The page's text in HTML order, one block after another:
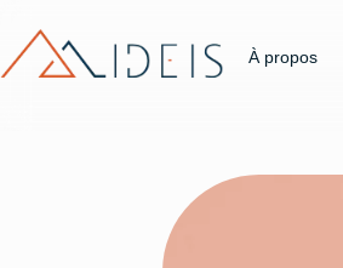
À propos